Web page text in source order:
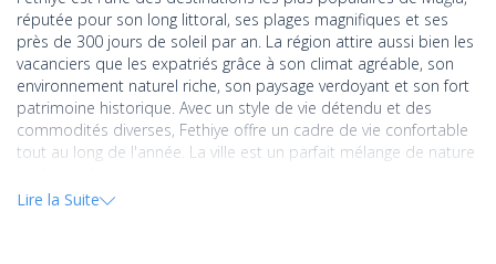
réputée pour son long littoral, ses plages magnifiques et ses
près de 300 jours de soleil par an. La région attire aussi bien les
vacanciers que les expatriés grâce à son climat agréable, son
environnement naturel riche, son paysage verdoyant et son fort
patrimoine historique. Avec un style de vie détendu et des
commodités diverses, Fethiye offre un cadre de vie confortable
tout au long de l'année. La ville est un parfait mélange de nature
Le projet résidentiel s'étend sur un terrain de 3 800 m², dont 2
Lire la Suite